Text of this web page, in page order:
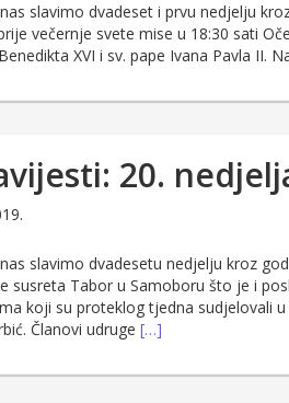
slavimo dvadeset i prvu nedjelju
večernje svete mise u 18:30 sati
XVI i sv. pape Ivana Pavla II.
20.
slavimo dvadesetu nedjelju kroz
susreta Tabor u Samoboru što je i
koji su proteklog tjedna sudjelovali
Članovi udruge […]